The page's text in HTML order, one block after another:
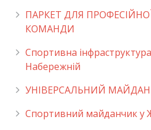
ПАРКЕТ ДЛЯ
КОМАНДИ
Спортивна інфраструктура
Набережній
УНІВЕРСАЛЬНИЙ
Cпортивний майданчик у